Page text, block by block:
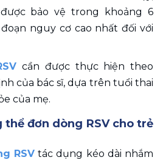
bảo vệ trong khoảng 6
nguy cơ cao nhất đối với
cần được thực hiện theo
của bác sĩ, dựa trên tuổi thai
của mẹ.
thể đơn dòng RSV cho trẻ
RSV tác dụng kéo dài nhắm